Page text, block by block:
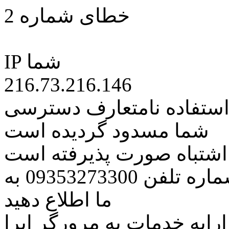
خطای شماره 2
IP شما
216.73.216.146
نامتعارف دسترسی
شما مسدود گردیده است
اشتباه صورت پذیرفته است
مراتب این مسئله را از طریق شماره تلفن 09353273300 به
ما اطلاع دهید
خدمات به مرورگر اپرا